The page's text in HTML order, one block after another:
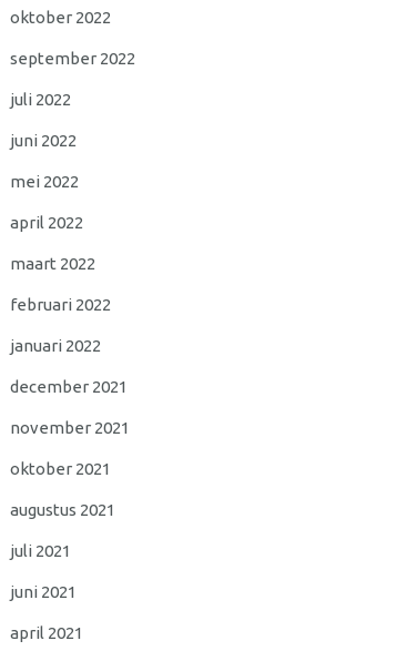
oktober 2022
september 2022
juli 2022
juni 2022
mei 2022
april 2022
maart 2022
februari 2022
januari 2022
december 2021
november 2021
oktober 2021
augustus 2021
juli 2021
juni 2021
april 2021